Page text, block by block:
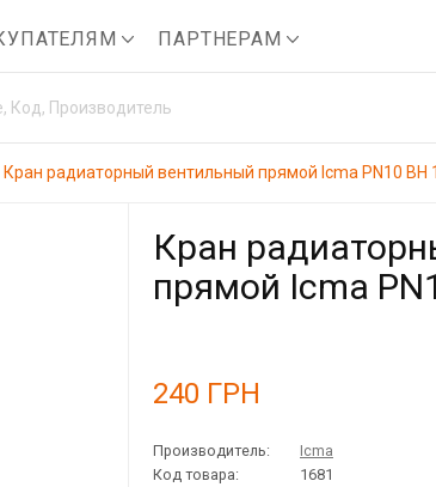
ПАРТНЕРАМ
Кран радиаторный вентильный прямой Icma PN10 ВН
Кран
прямой Icma
240 ГРН
Производитель:
Icma
Код товара:
1681